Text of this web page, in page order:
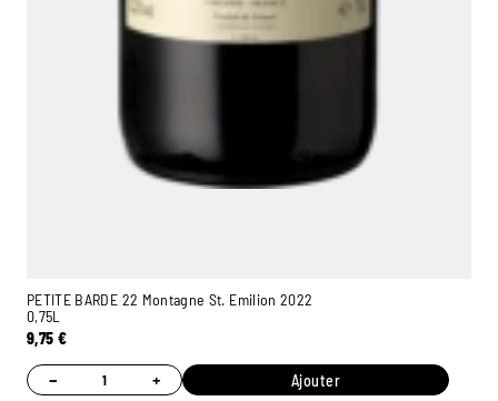
PETITE BARDE 22 Montagne St. Emilion 2022
0,75L
9,75 €
− + Ajouter